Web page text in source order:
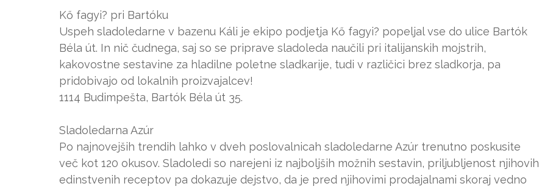
Kő fagyi? pri Bartóku
Uspeh sladoledarne v bazenu Káli je ekipo podjetja Kő fagyi? popeljal vse do ulice Bartók
Béla út. In nič čudnega, saj so se priprave sladoleda naučili pri italijanskih mojstrih,
kakovostne sestavine za hladilne poletne sladkarije, tudi v različici brez sladkorja, pa
pridobivajo od lokalnih proizvajalcev!
1114 Budimpešta, Bartók Béla út 35.
Sladoledarna Azúr
Po najnovejših trendih lahko v dveh poslovalnicah sladoledarne Azúr trenutno poskusite
več kot 120 okusov. Sladoledi so narejeni iz najboljših možnih sestavin, priljubljenost njihovih
edinstvenih receptov pa dokazuje dejstvo, da je pred njihovimi prodajalnami skoraj vedno